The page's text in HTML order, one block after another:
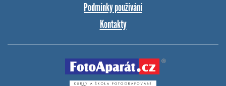
Podmínky používání
Kontakty